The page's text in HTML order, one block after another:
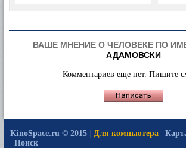
ВАШЕ МНЕНИЕ О ЧЕЛОВЕКЕ ПО
АДАМОВСКИ
Комментариев еще нет. Пишите
KinoSpace.ru © 2015 Для компьютера
Поиск